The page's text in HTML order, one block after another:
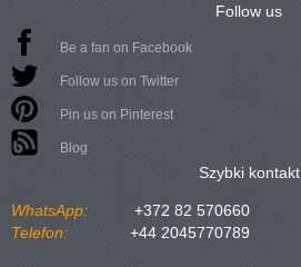
Follow us
Be a fan on Facebook
Follow us on Twitter
Pin us on Pinterest
Blog
Szybki kontakt
WhatsApp:
+372 82 570660
Telefon:
+44 2045770789